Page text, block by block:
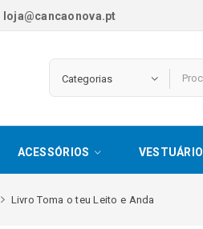
loja@cancaonova.pt
ACESSÓRIOS VESTUÁRIO
Livro Toma o teu Leito e Anda